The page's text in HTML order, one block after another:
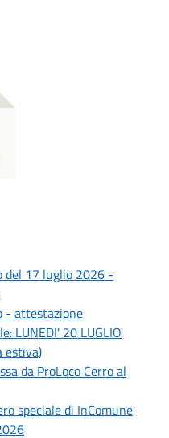
del 17 luglio 2026 -
- attestazione
LUNEDI' 20 LUGLIO
estiva)
da ProLoco Cerro al
speciale di InComune